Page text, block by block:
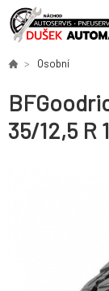
Osobní
35/12,5 R